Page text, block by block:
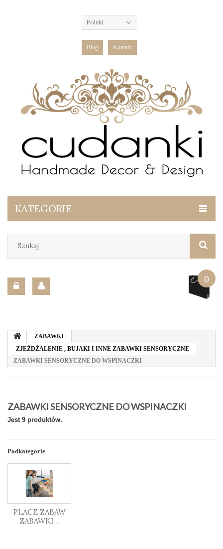
Polski
Blog Kontakt
KATEGORIE
0
ZABAWKI
ZJEŻDŻALENIE , BUJAKI I INNE ZABAWKI SENSORYCZNE
ZABAWKI SENSORYCZNE DO WSPINACZKI
ZABAWKI SENSORYCZNE DO WSPINACZKI
Jest 9 produktów.
Podkategorie
PLACE ZABAW
ZABAWKI...